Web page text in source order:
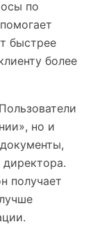
по
быстрее
более
но и
директора.
получает